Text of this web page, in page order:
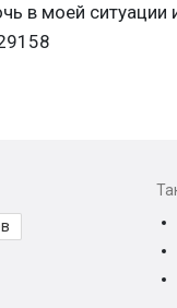
в моей ситуации